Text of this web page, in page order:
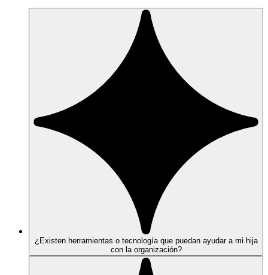
¿Existen herramientas o tecnología que puedan ayudar a mi hija
con la organización?